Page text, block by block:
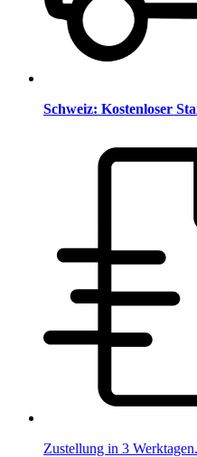
Schweiz: Kostenloser
Zustellung in 3 Werktagen.